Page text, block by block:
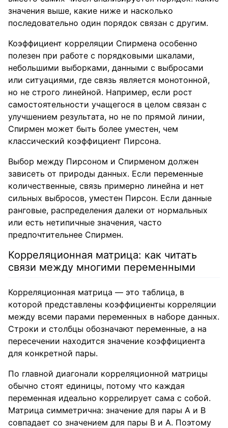
значения выше, какие ниже и насколько
последовательно один порядок связан с другим.
Коэффициент корреляции Спирмена особенно
полезен при работе с порядковыми шкалами,
небольшими выборками, данными с выбросами
или ситуациями, где связь является монотонной,
но не строго линейной. Например, если рост
самостоятельности учащегося в целом связан с
улучшением результата, но не по прямой линии,
Спирмен может быть более уместен, чем
классический коэффициент Пирсона.
Выбор между Пирсоном и Спирменом должен
зависеть от природы данных. Если переменные
количественные, связь примерно линейна и нет
сильных выбросов, уместен Пирсон. Если данные
ранговые, распределения далеки от нормальных
или есть нетипичные значения, часто
предпочтительнее Спирмен.
Корреляционная матрица: как читать
связи между многими переменными
Корреляционная матрица — это таблица, в
которой представлены коэффициенты корреляции
между всеми парами переменных в наборе данных.
Строки и столбцы обозначают переменные, а на
пересечении находится значение коэффициента
для конкретной пары.
По главной диагонали корреляционной матрицы
обычно стоят единицы, потому что каждая
переменная идеально коррелирует сама с собой.
Матрица симметрична: значение для пары A и B
совпадает со значением для пары B и A. Поэтому